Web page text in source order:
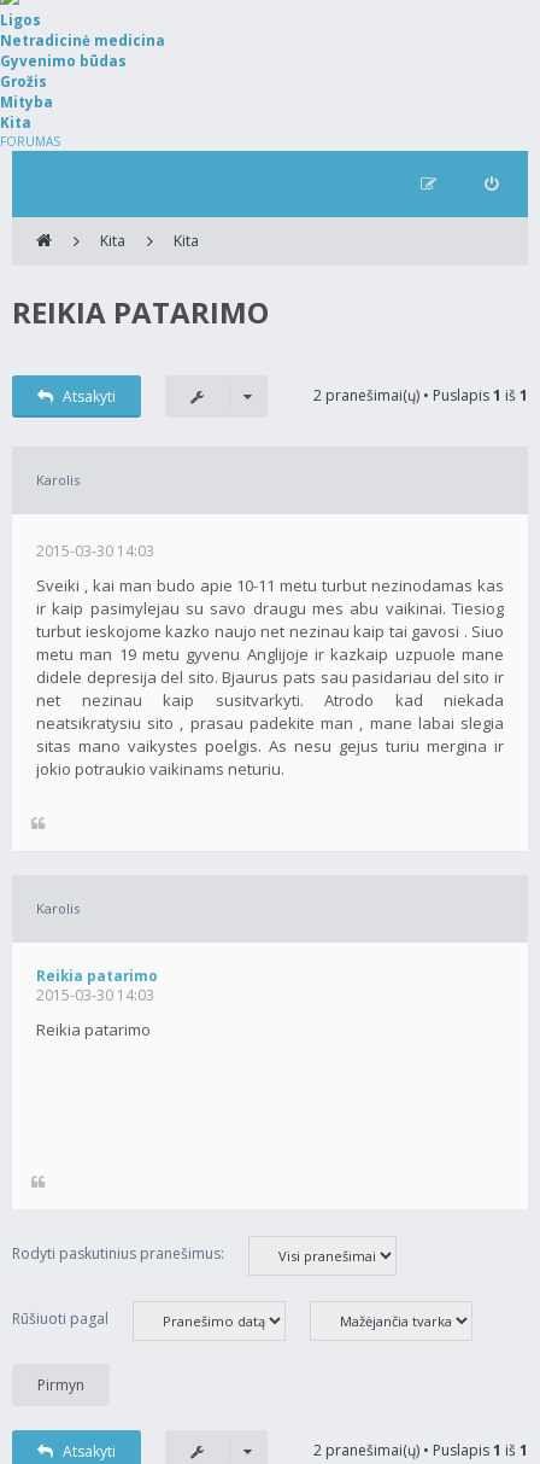
Ligos
Netradicinė medicina
Gyvenimo būdas
Grožis
Mityba
Kita
FORUMAS
Kita Kita
REIKIA PATARIMO
Atsakyti 2 pranešimai(ų) • Puslapis1 iš1
Karolis
2015-03-30 14:03
Sveiki , kai man budo apie 10-11 metu turbut nezinodamas kas
ir kaip pasimylejau su savo draugu mes abu vaikinai. Tiesiog
turbut ieskojome kazko naujo net nezinau kaip tai gavosi . Siuo
metu man 19 metu gyvenu Anglijoje ir kazkaip uzpuole mane
didele depresija del sito. Bjaurus pats sau pasidariau del sito ir
net nezinau kaip susitvarkyti. Atrodo kad niekada
neatsikratysiu sito , prasau padekite man , mane labai slegia
sitas mano vaikystes poelgis. As nesu gejus turiu mergina ir
jokio potraukio vaikinams neturiu.
Karolis
Reikia patarimo
2015-03-30 14:03
Reikia patarimo
Rodyti paskutinius pranešimus:
Rūšiuoti pagal
Atsakyti 2 pranešimai(ų) • Puslapis1 iš1